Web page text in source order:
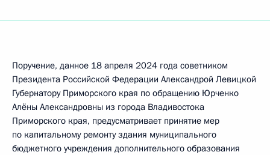
Поручение, данное 18 апреля 2024 года советником
Президента Российской Федерации Александрой Левицкой
Губернатору Приморского края по обращению Юрченко
Алёны Александровны из города Владивостока
Приморского края, предусматривает принятие мер
по капитальному ремонту здания муниципального
бюджетного учреждения дополнительного образования